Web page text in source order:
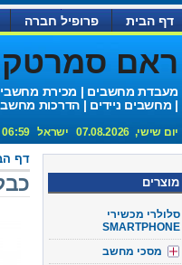
דף הבית פרופיל חברה
ראם סמרטק
מעבדת מחשבים | מכירת
| מחשבים ניידים | הדרכות
יום שישי, 07.08.2026 ישראל 06:59
דף
כבל מוצרים
סלולרי מכשירי
SMARTPHONE
מסכי מחשב